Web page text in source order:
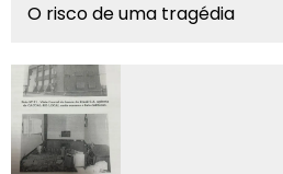
O risco de uma tragédia